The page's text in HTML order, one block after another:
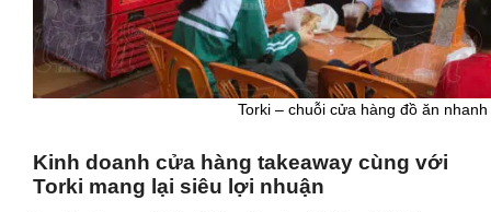
Torki – chuỗi cửa hàng đồ ăn
Kinh doanh cửa hàng takeaway cùng với
Torki mang lại siêu lợi nhuận